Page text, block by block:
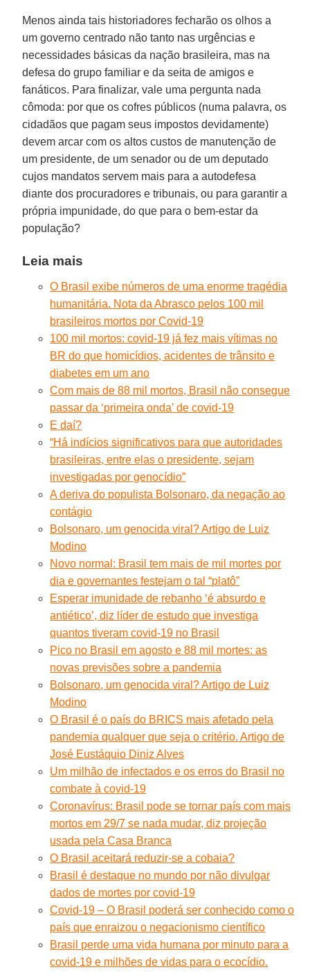
Menos ainda tais historiadores fecharão os olhos a
um governo centrado não tanto nas urgências e
necessidades básicas da nação brasileira, mas na
defesa do grupo familiar e da seita de amigos e
fanáticos. Para finalizar, vale uma pergunta nada
cômoda: por que os cofres públicos (numa palavra, os
cidadãos que pagam seus impostos devidamente)
devem arcar com os altos custos de manutenção de
um presidente, de um senador ou de um deputado
cujos mandatos servem mais para a autodefesa
diante dos procuradores e tribunais, ou para garantir a
própria impunidade, do que para o bem-estar da
população?
Leia mais
O Brasil exibe números de uma enorme tragédia
humanitária. Nota da Abrasco pelos 100 mil
brasileiros mortos por Covid-19
100 mil mortos: covid-19 já fez mais vítimas no
BR do que homicídios, acidentes de trânsito e
diabetes em um ano
Com mais de 88 mil mortos, Brasil não consegue
passar da ‘primeira onda’ de covid-19
E daí?
“Há indícios significativos para que autoridades
brasileiras, entre elas o presidente, sejam
investigadas por genocídio”
A deriva do populista Bolsonaro, da negação ao
contágio
Bolsonaro, um genocida viral? Artigo de Luiz
Modino
Novo normal: Brasil tem mais de mil mortes por
dia e governantes festejam o tal “platô”
Esperar imunidade de rebanho ‘é absurdo e
antiético’, diz líder de estudo que investiga
quantos tiveram covid-19 no Brasil
Pico no Brasil em agosto e 88 mil mortes: as
novas previsões sobre a pandemia
Bolsonaro, um genocida viral? Artigo de Luiz
Modino
O Brasil é o país do BRICS mais afetado pela
pandemia qualquer que seja o critério. Artigo de
José Eustáquio Diniz Alves
Um milhão de infectados e os erros do Brasil no
combate à covid-19
Coronavírus: Brasil pode se tornar país com mais
mortos em 29/7 se nada mudar, diz projeção
usada pela Casa Branca
O Brasil aceitará reduzir-se a cobaia?
Brasil é destaque no mundo por não divulgar
dados de mortes por covid-19
Covid-19 – O Brasil poderá ser conhecido como o
país que enraizou o negacionismo científico
Brasil perde uma vida humana por minuto para a
covid-19 e milhões de vidas para o ecocídio.